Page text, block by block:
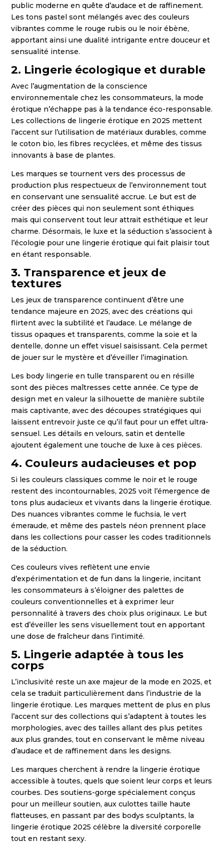
public moderne en quête d’audace et de raffinement.
Les tons pastel sont mélangés avec des couleurs
vibrantes comme le rouge rubis ou le noir ébène,
apportant ainsi une dualité intrigante entre douceur et
sensualité intense.
2. Lingerie écologique et durable
Avec l’augmentation de la conscience
environnementale chez les consommateurs, la mode
érotique n’échappe pas à la tendance éco-responsable.
Les collections de lingerie érotique en 2025 mettent
l’accent sur l’utilisation de matériaux durables, comme
le coton bio, les fibres recyclées, et même des tissus
innovants à base de plantes.
Les marques se tournent vers des processus de
production plus respectueux de l’environnement tout
en conservant une sensualité accrue. Le but est de
créer des pièces qui non seulement sont éthiques
mais qui conservent tout leur attrait esthétique et leur
charme. Désormais, le luxe et la séduction s’associent à
l’écologie pour une lingerie érotique qui fait plaisir tout
en étant responsable.
3. Transparence et jeux de
textures
Les jeux de transparence continuent d’être une
tendance majeure en 2025, avec des créations qui
flirtent avec la subtilité et l’audace. Le mélange de
tissus opaques et transparents, comme la soie et la
dentelle, donne un effet visuel saisissant. Cela permet
de jouer sur le mystère et d’éveiller l’imagination.
Les body lingerie en tulle transparent ou en résille
sont des pièces maîtresses cette année. Ce type de
design met en valeur la silhouette de manière subtile
mais captivante, avec des découpes stratégiques qui
laissent entrevoir juste ce qu’il faut pour un effet ultra-
sensuel. Les détails en velours, satin et dentelle
ajoutent également une touche de luxe à ces pièces.
4. Couleurs audacieuses et pop
Si les couleurs classiques comme le noir et le rouge
restent des incontournables, 2025 voit l’émergence de
tons plus audacieux et vivants dans la lingerie érotique.
Des nuances vibrantes comme le fuchsia, le vert
émeraude, et même des pastels néon prennent place
dans les collections pour casser les codes traditionnels
de la séduction.
Ces couleurs vives reflètent une envie
d’expérimentation et de fun dans la lingerie, incitant
les consommateurs à s’éloigner des palettes de
couleurs conventionnelles et à exprimer leur
personnalité à travers des choix plus originaux. Le but
est d’éveiller les sens visuellement tout en apportant
une dose de fraîcheur dans l’intimité.
5. Lingerie adaptée à tous les
corps
L’inclusivité reste un axe majeur de la mode en 2025, et
cela se traduit particulièrement dans l’industrie de la
lingerie érotique. Les marques mettent de plus en plus
l’accent sur des collections qui s’adaptent à toutes les
morphologies, avec des tailles allant des plus petites
aux plus grandes, tout en conservant le même niveau
d’audace et de raffinement dans les designs.
Les marques cherchent à rendre la lingerie érotique
accessible à toutes, quels que soient leur corps et leurs
courbes. Des soutiens-gorge spécialement conçus
pour un meilleur soutien, aux culottes taille haute
flatteuses, en passant par des bodys sculptants, la
lingerie érotique 2025 célèbre la diversité corporelle
tout en restant sexy.